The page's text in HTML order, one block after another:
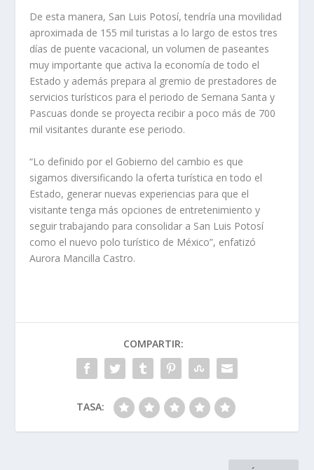
De esta manera, San Luis Potosí, tendría una movilidad
aproximada de 155 mil turistas a lo largo de estos tres
días de puente vacacional, un volumen de paseantes
muy importante que activa la economía de todo el
Estado y además prepara al gremio de prestadores de
servicios turísticos para el periodo de Semana Santa y
Pascuas donde se proyecta recibir a poco más de 700
mil visitantes durante ese periodo.
“Lo definido por el Gobierno del cambio es que
sigamos diversificando la oferta turística en todo el
Estado, generar nuevas experiencias para que el
visitante tenga más opciones de entretenimiento y
seguir trabajando para consolidar a San Luis Potosí
como el nuevo polo turístico de México”, enfatizó
Aurora Mancilla Castro.
COMPARTIR:
TASA: